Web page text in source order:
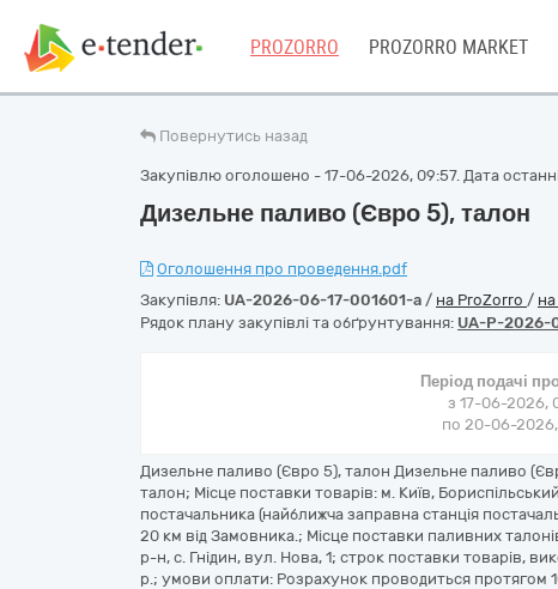
PROZORRO PROZORRO MARKET
Повернутись назад
Закупівлю оголошено - 17-06-2026, 09:57. Дата
Дизельне паливо (Євро 5), талон
Оголошення про проведення.pdf
Закупівля: UA-2026-06-17-001601-a / на ProZorro /
Рядок плану закупівлі та обґрунтування: UA-P-2026-
Період подачі
з 17-06-2026,
по 20-06-2026,
Дизельне паливо (Євро 5), талон Дизельне паливо
талон; Місце поставки товарів: м. Київ,
постачальника (найближча заправна станція
20 км від Замовника.; Місце поставки паливних
р-н, с. Гнідин, вул. Нова, 1; строк поставки товарів,
р.; умови оплати: Розрахунок проводиться протягом